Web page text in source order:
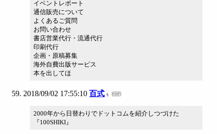
イベントレポート
通信販売について
よくあるご質問
お問い合わせ
書店営業代行・流通代行
印刷代行
企画・原稿募集
海外自費出版サービス
本を出してほ
2018/09/02 17:55:10 百式
2000年から日替わりでドットコムを紹介しつづけた
『100SHIKI』